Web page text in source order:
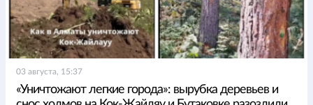
03 августа, 15:37
«Уничтожают легкие города»: вырубка деревьев и